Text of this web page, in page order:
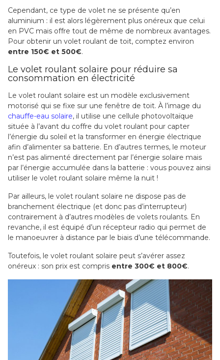
Cependant, ce type de volet ne se présente qu’en
aluminium : il est alors légèrement plus onéreux que celui
en PVC mais offre tout de même de nombreux avantages.
Pour obtenir un volet roulant de toit, comptez environ
entre 150€ et 500€.
Le volet roulant solaire pour réduire sa
consommation en électricité
Le volet roulant solaire est un modèle exclusivement
motorisé qui se fixe sur une fenêtre de toit. À l’image du
chauffe-eau solaire, il utilise une cellule photovoltaïque
située à l’avant du coffre du volet roulant pour capter
l’énergie du soleil et la transformer en énergie électrique
afin d’alimenter sa batterie. En d’autres termes, le moteur
n’est pas alimenté directement par l’énergie solaire mais
par l’énergie accumulée dans la batterie : vous pouvez ainsi
utiliser le volet roulant solaire même la nuit !
Par ailleurs, le volet roulant solaire ne dispose pas de
branchement électrique (et donc pas d’interrupteur)
contrairement à d’autres modèles de volets roulants. En
revanche, il est équipé d’un récepteur radio qui permet de
le manoeuvrer à distance par le biais d’une télécommande.
Toutefois, le volet roulant solaire peut s’avérer assez
onéreux : son prix est compris entre 300€ et 800€.